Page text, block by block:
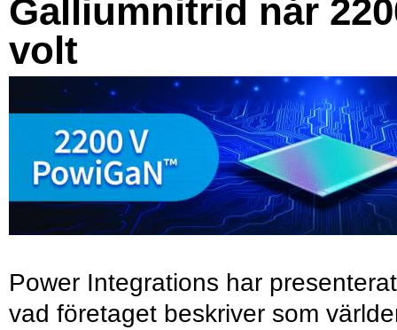
Galliumnitrid når
volt
Power Integrations har presenterat
vad företaget beskriver som